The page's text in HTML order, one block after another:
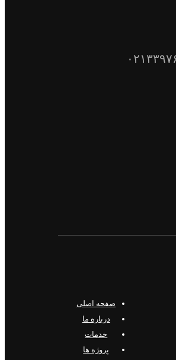
صفحه اصلی
درباره ما
خدمات
پروژه ها